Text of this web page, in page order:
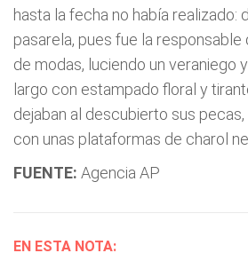
hasta la fecha no había realizado:
pasarela, pues fue la
de modas, luciendo un veraniego
largo con estampado floral y
dejaban al descubierto sus
con unas plataformas de charol
FUENTE: Agencia AP
EN ESTA NOTA: